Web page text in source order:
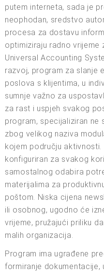
putem interneta, sada je
neophodan, sredstvo
procesa za dostavu
optimiziraju radno vrijeme
Universal Accounting
razvoj, program za slanje
poslova s klijentima, u
sumnje važno za
za rast i uspjeh svakog
program, specijaliziran ne
zbog velikog naziva
kojem području
konfiguriran za svakog
samostalnog odabira
materijalima za
poštom. Niska cijena
ili osobnog, ugodno će
vrijeme, pružajući priliku
malih organizacija.
Program ima ugrađene
formiranje dokumentacije,